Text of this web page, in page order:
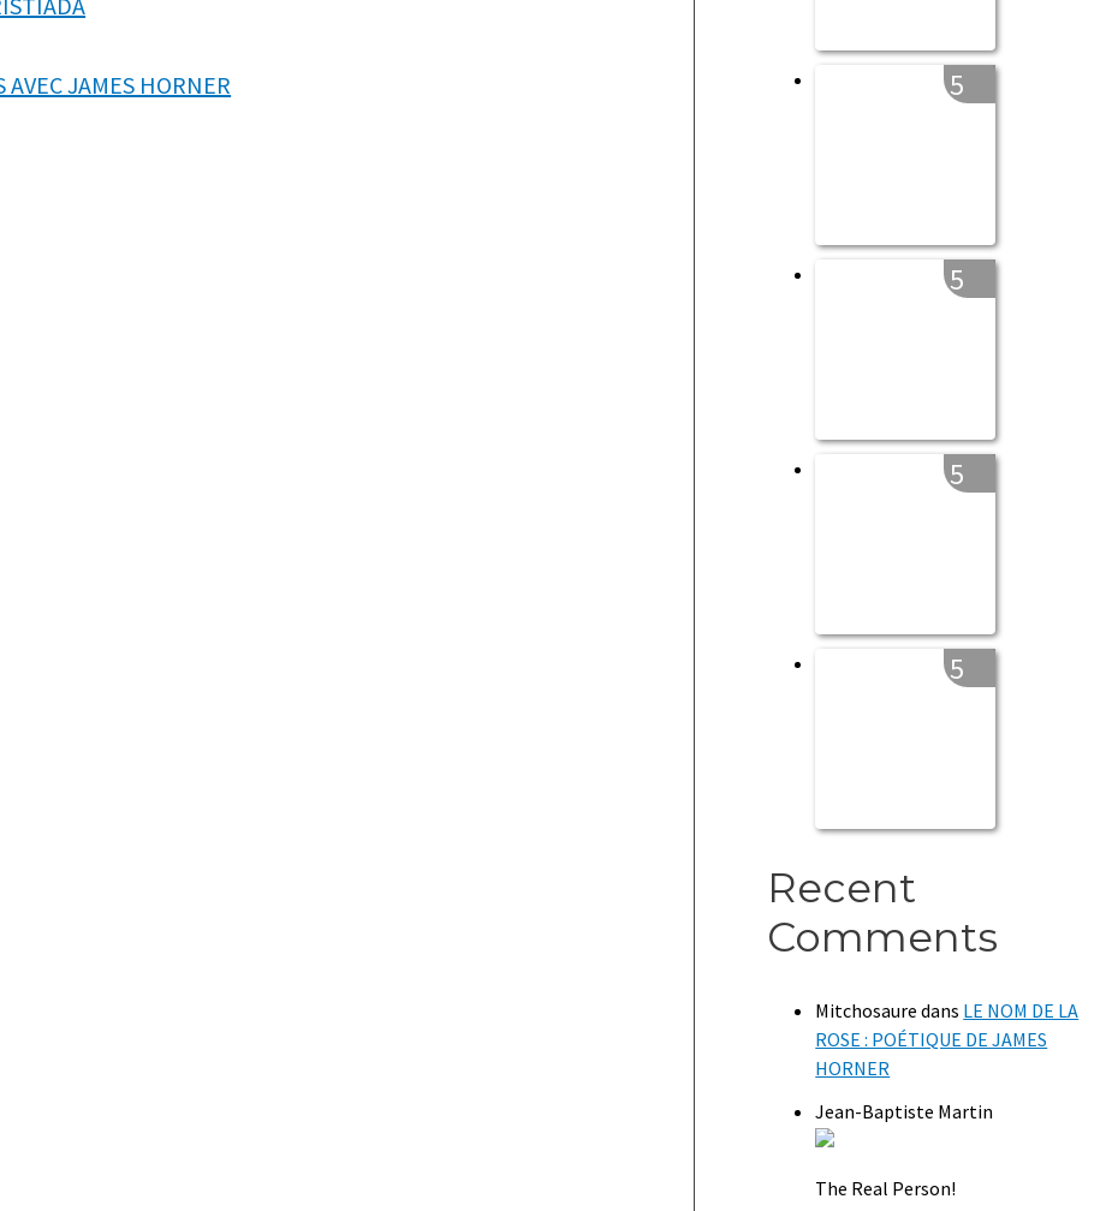
5
5
5
5
Recent
Comments
Mitchosaure dans LE NOM DE LA
ROSE : POÉTIQUE DE JAMES
HORNER
Jean-Baptiste Martin
The Real Person!